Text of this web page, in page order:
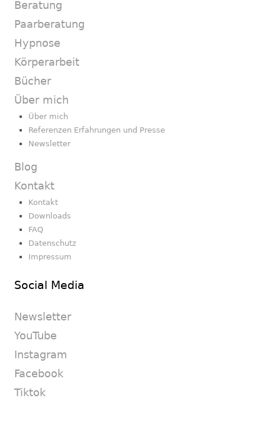
Beratung
Paarberatung
Hypnose
Körperarbeit
Bücher
Über mich
Über mich
Referenzen Erfahrungen und Presse
Newsletter
Blog
Kontakt
Kontakt
Downloads
FAQ
Datenschutz
Impressum
Social Media
Newsletter
YouTube
Instagram
Facebook
Tiktok